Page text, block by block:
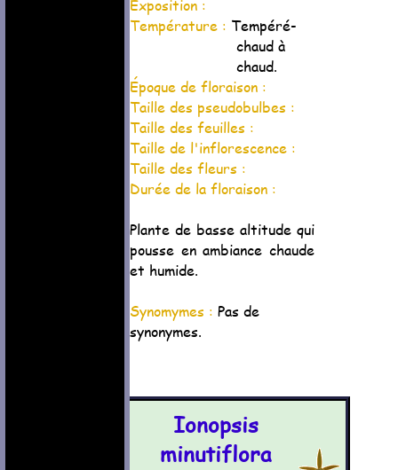
Exposition :
Température : Tempéré-
chaud à
chaud.
Époque de floraison :
Taille des pseudobulbes :
Taille des feuilles :
Taille de l'inflorescence :
Taille des fleurs :
Durée de la floraison :
Plante de basse altitude qui
pousse en ambiance chaude
et humide.
Synomymes : Pas de
synonymes.
Ionopsis
minutiflora